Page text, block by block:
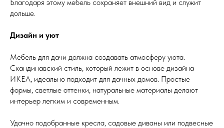
Благодаря этому мебель сохраняет внешний вид и служит
дольше.
Дизайн и уют
Мебель для дачи должна создавать атмосферу уюта.
Скандинавский стиль, который лежит в основе дизайна
ИКЕА, идеально подходит для дачных домов. Простые
формы, светлые оттенки, натуральные материалы делают
интерьер легким и современным.
Удачно подобранные кресла, садовые диваны или подвесные